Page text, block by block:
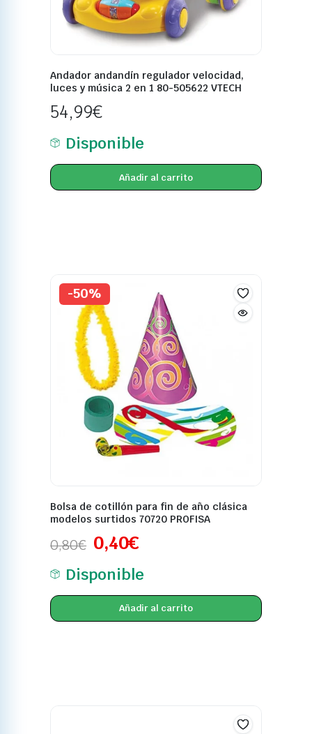
Andador andandín regulador velocidad,
luces y música 2 en 1 80-505622 VTECH
54,99€
Disponible
Añadir al carrito
-50%
Bolsa de cotillón para fin de año clásica
modelos surtidos 70720 PROFISA
0,80€ 0,40€
Disponible
Añadir al carrito